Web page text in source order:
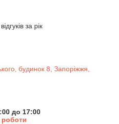
за рік
будинок 8, Запоріжжя,
до 17:00
роботи